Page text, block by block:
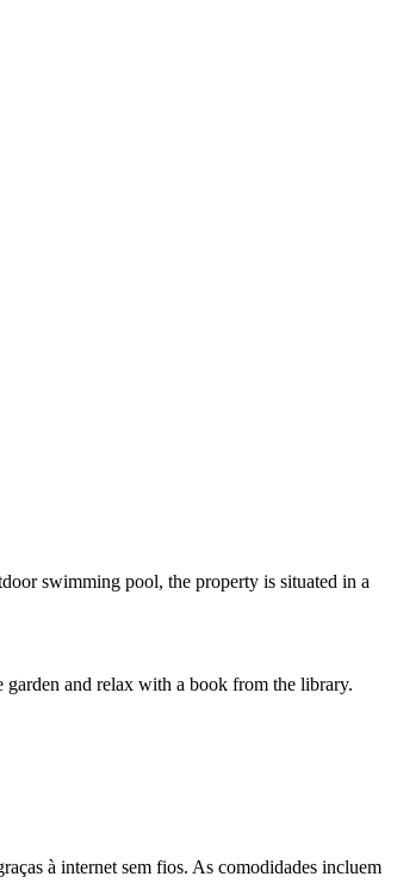
swimming pool, the property is situated in a
and relax with a book from the library.
à internet sem fios. As comodidades incluem